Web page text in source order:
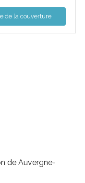
de la couverture
de Auvergne-